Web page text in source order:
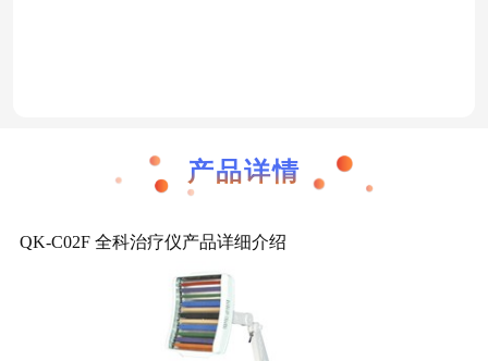
产品详情
QK-C02F 全科治疗仪产品详细介绍